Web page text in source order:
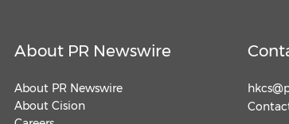
About PR Newswire
About PR Newswire
About Cision